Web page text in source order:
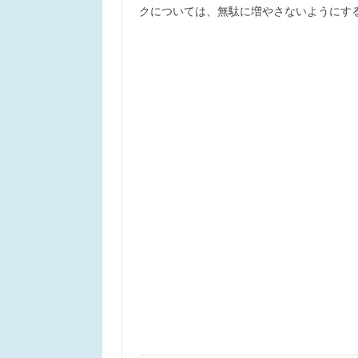
クについては、無駄に増やさないようにす